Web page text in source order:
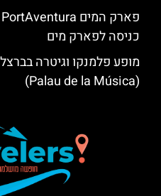
כניסה לפארק מים
מופע פלמנקו וגיטרה
(Palau de la Música)